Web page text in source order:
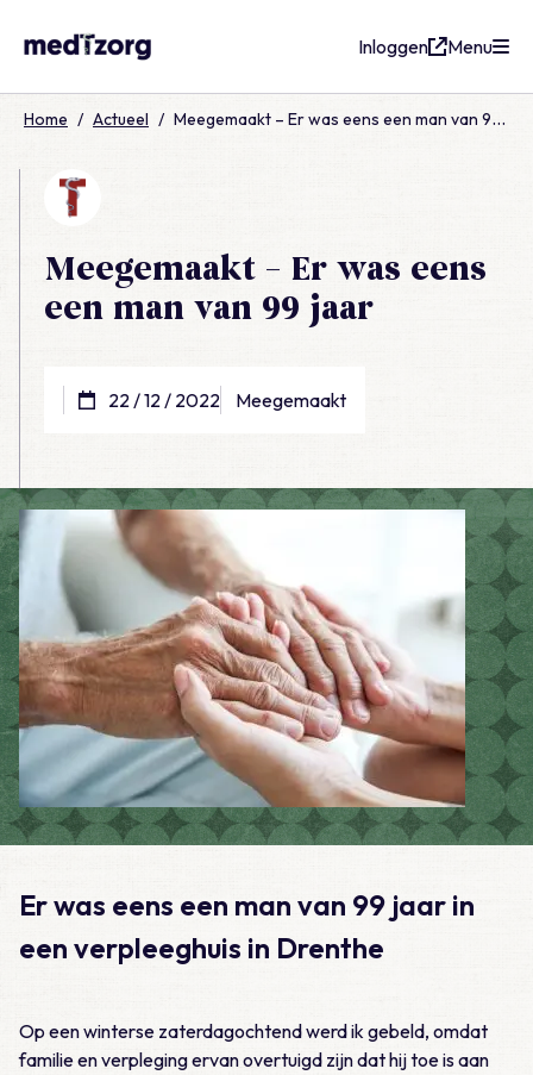
Inloggen Menu
Home / Actueel / Meegemaakt – Er was eens een man van 99 jaar
Meegemaakt – Er was eens
een man van 99 jaar
22 / 12 / 2022 Meegemaakt
Er was eens een man van 99 jaar in
een verpleeghuis in Drenthe
Op een winterse zaterdagochtend werd ik gebeld, omdat
familie en verpleging ervan overtuigd zijn dat hij toe is aan